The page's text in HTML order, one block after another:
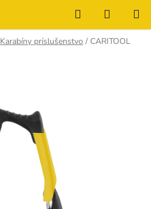
Hľadať
KOŠÍK
Karabíny príslušenstvo / CARITOOL